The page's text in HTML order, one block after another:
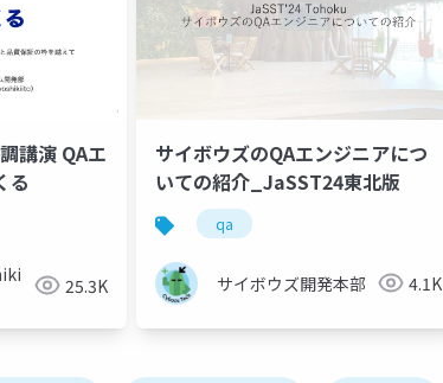
講演 QAエ
る
25.3K
サイボウズのQAエンジニアにつ
いての紹介_JaSST24東北版
qa
サイボウズ開発本部 4.1K